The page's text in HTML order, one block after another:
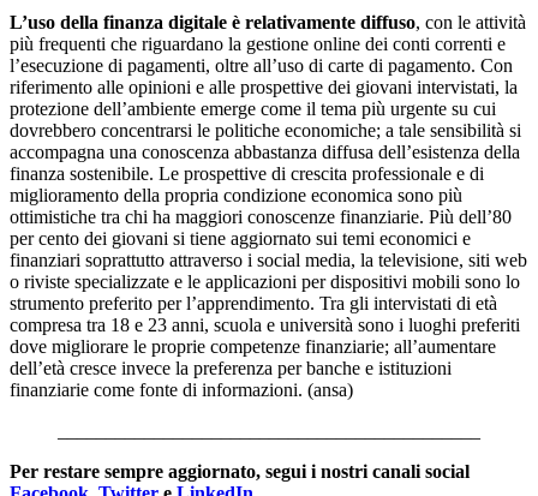
L’uso della finanza digitale è relativamente diffuso, con le attività
più frequenti che riguardano la gestione online dei conti correnti e
l’esecuzione di pagamenti, oltre all’uso di carte di pagamento. Con
riferimento alle opinioni e alle prospettive dei giovani intervistati, la
protezione dell’ambiente emerge come il tema più urgente su cui
dovrebbero concentrarsi le politiche economiche; a tale sensibilità si
accompagna una conoscenza abbastanza diffusa dell’esistenza della
finanza sostenibile. Le prospettive di crescita professionale e di
miglioramento della propria condizione economica sono più
ottimistiche tra chi ha maggiori conoscenze finanziarie. Più dell’80
per cento dei giovani si tiene aggiornato sui temi economici e
finanziari soprattutto attraverso i social media, la televisione, siti web
o riviste specializzate e le applicazioni per dispositivi mobili sono lo
strumento preferito per l’apprendimento. Tra gli intervistati di età
compresa tra 18 e 23 anni, scuola e università sono i luoghi preferiti
dove migliorare le proprie competenze finanziarie; all’aumentare
dell’età cresce invece la preferenza per banche e istituzioni
finanziarie come fonte di informazioni. (ansa)
Per restare sempre aggiornato, segui i nostri canali social